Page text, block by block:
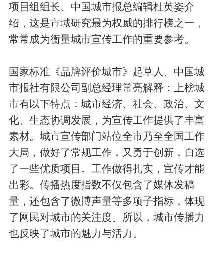
项目组组长、中国城市报总编辑杜英姿介
绍，这是市域研究最为权威的排行榜之一，
常常成为衡量城市宣传工作的重要参考。
国家标准《品牌评价城市》起草人、中国城
市报社有限公司副总经理常亮解释：上榜城
市有以下特点：城市经济、社会、政治、文
化、生态协调发展，为宣传工作提供了丰富
素材。城市宣传部门站位全市乃至全国工作
大局，做好了常规工作，又勇于创新，自选
了一些优质项目。工作做得扎实，宣传才能
出彩。传播热度指数不仅包含了媒体发稿
量，还包含了微博声量等多项子指标，体现
了网民对城市的关注度。所以，城市传播力
也反映了城市的魅力与活力。